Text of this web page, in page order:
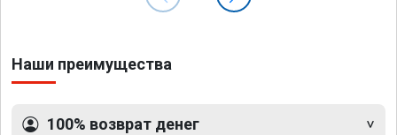
Наши преимущества
100% возврат денег